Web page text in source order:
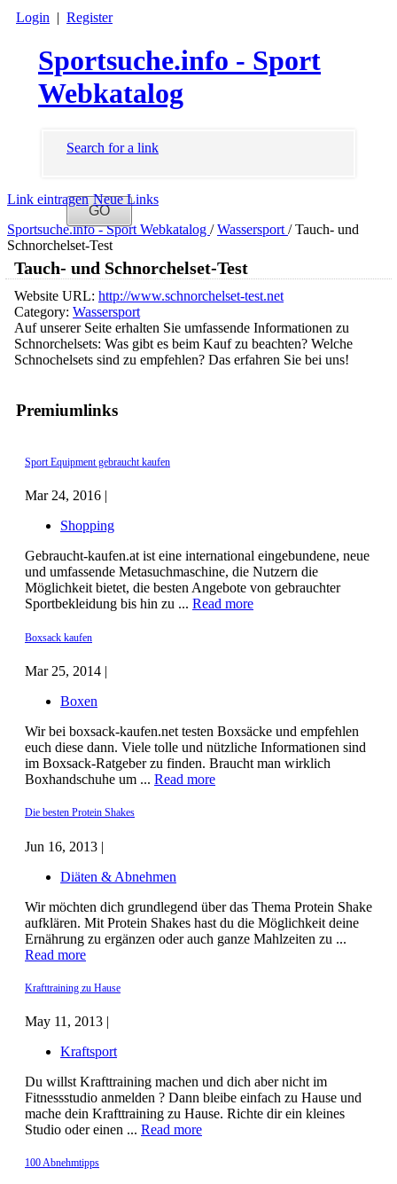
Login | Register
Sportsuche.info - Sport
Webkatalog
Search for a link
Link eintragen Neue Links
Sportsuche.info - Sport Webkatalog / Wassersport/ Tauch- und
Schnorchelset-Test
Premiumlinks
Sport Equipment gebraucht kaufen
Mar 24, 2016 |
Shopping
Gebraucht-kaufen.at ist eine international eingebundene, neue
und umfassende Metasuchmaschine, die Nutzern die
Möglichkeit bietet, die besten Angebote von gebrauchter
Sportbekleidung bis hin zu ... Read more
Boxsack kaufen
Mar 25, 2014 |
Boxen
Wir bei boxsack-kaufen.net testen Boxsäcke und empfehlen
euch diese dann. Viele tolle und nützliche Informationen sind
im Boxsack-Ratgeber zu finden. Braucht man wirklich
Boxhandschuhe um ... Read more
Die besten Protein Shakes
Jun 16, 2013 |
Diäten & Abnehmen
Wir möchten dich grundlegend über das Thema Protein Shake
aufklären. Mit Protein Shakes hast du die Möglichkeit deine
Ernährung zu ergänzen oder auch ganze Mahlzeiten zu ...
Read more
Krafttraining zu Hause
May 11, 2013 |
Kraftsport
Du willst Krafttraining machen und dich aber nicht im
Fitnessstudio anmelden ? Dann bleibe einfach zu Hause und
mache dein Krafttraining zu Hause. Richte dir ein kleines
Studio oder einen ... Read more
100 Abnehmtipps
Tauch- und Schnorchelset-Test
Website URL: http://www.schnorchelset-test.net
Category: Wassersport
Auf unserer Seite erhalten Sie umfassende Informationen zu
Schnorchelsets: Was gibt es beim Kauf zu beachten? Welche
Schnochelsets sind zu empfehlen? Das erfahren Sie bei uns!